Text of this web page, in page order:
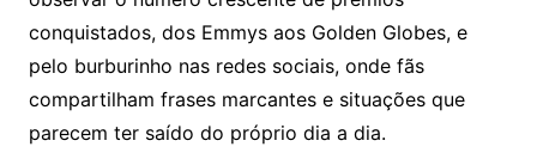
conquistados, dos Emmys aos Golden Globes, e
pelo burburinho nas redes sociais, onde fãs
compartilham frases marcantes e situações que
parecem ter saído do próprio dia a dia.